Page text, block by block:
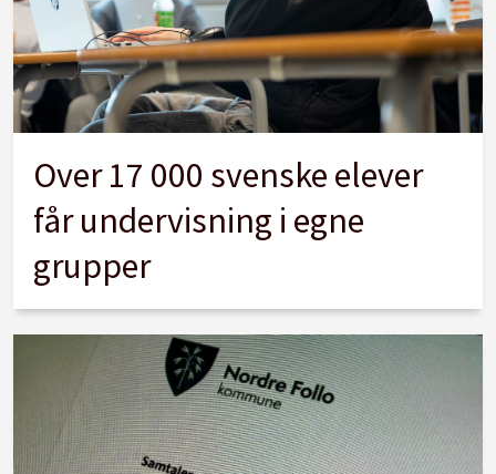
Over 17 000 svenske elever
får undervisning i egne
grupper